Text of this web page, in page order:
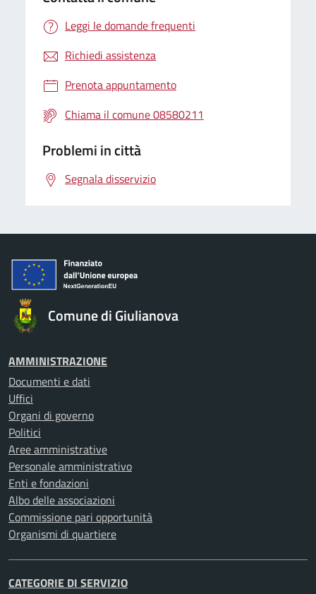
Leggi le domande frequenti
Richiedi assistenza
Prenota appuntamento
Chiama il comune 08580211
Problemi in città
Segnala disservizio
Comune di Giulianova
AMMINISTRAZIONE
Documenti e dati
Uffici
Organi di governo
Politici
Aree amministrative
Personale amministrativo
Enti e fondazioni
Albo delle associazioni
Commissione pari opportunità
Organismi di quartiere
CATEGORIE DI SERVIZIO